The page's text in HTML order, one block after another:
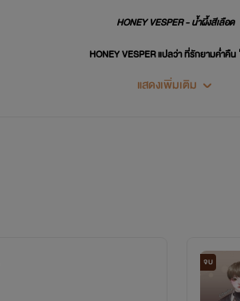
HONEY VESPER - น้ำผึ้งสีเลือด
HONEY VESPER แปลว่า ที่รักยามค่ำ
ขอบคุณที่ติดตามผลงานค่ะ 🙏💙🙇‍♀️
แสดงเพิ่มเติม
จบ